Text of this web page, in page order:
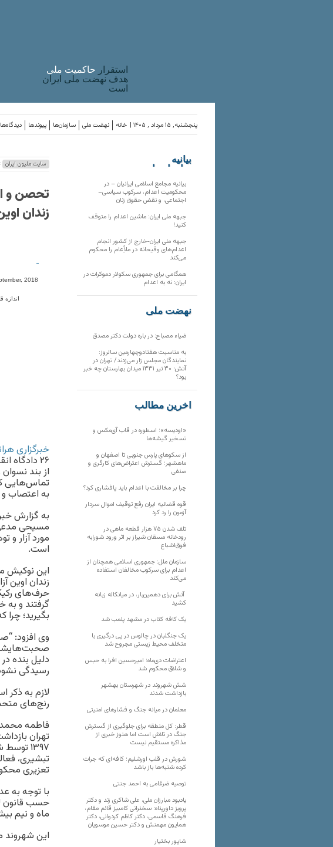
استقرار حاکميت ملی
هدف نهضت ملی ایران
است
دیدگاه‌ها پیوندها سازمان‌ها نهضت ملی خانه پنجشنبه, ۱۵ مرداد , ۱۴۰۵ |
سایت ملیون ایران
تحصن و
زندان
-
2018
اندازه
خبرگزاری
از بند
تماس‌هایی
به اعتصاب
به گزارش
مسیحی
مورد آزار
است.
این نوکیش
زندان اوین
گرفتند و به
بگیرید؛
وی افزود:
دلیل بنده
رسیدگی
لازم به
رنج‌های
فاطمه
تعزیری
با توجه به
حسب قانون
ماه و نیم
این شهروند مسیحی
بیانیه
سازمان‌های
بیانیه مجامع اسلامی ایرانیان – در
محکومیت اعدام، سرکوب سیاسی–
اجتماعی، و نقض حقوق زنان
جبهه ملی ایران: ماشین اعدام را متوقف
کنید!
جبهه ملی ایران-خارج از کشور انجام
اعدام‌های وقیحانه در ملأِعام را محکوم
می‌کند
همگامی برای جمهوری سکولار دموکرات در
ایران: نه به اعدام
نهضت ملی
ضیاء مصباح: در باره دولت دکتر مصدق
به مناسبت هفتادوچهارمین سالروز:
نمایندگان مجلس زار می‌زدند/ تهران در
آتش؛ ۳۰ تیر ۱۳۳۱ میدان بهارستان چه خبر
بود؟
آخرین مطالب
«اودیسه»؛ اسطوره در قاب آی‌مکس و
تسخیر گیشه‌ها
از سکوهای پارس جنوبی تا اصفهان و
ماهشهر؛ گسترش اعتراض‌های کارگری و
صنفی
چرا بر مخالفت با اعدام باید پافشاری کرد؟
قوه قضائیه ایران رفع توقیف اموال سردار
آزمون را رد کرد
تلف شدن ۷۵ هزار قطعه ماهی در
رودخانه مسقان شیراز بر اثر ورود شورابه
فوق‌اشباع
سازمان ملل: جمهوری اسلامی همچنان از
اعدام برای سرکوب مخالفان استفاده
می‌کند
آتش برای دهمین‌بار، در میانکاله زبانه
کشید
یک کافه کتاب در مشهد پلمب شد
یک جنگلبان در چالوس در پی درگیری با
متخلف محیط زیستی مجروح شد
اعتراضات دی‌ماه؛ امیرحسین افرا به حبس
و شلاق محکوم شد
شش شهروند در شهرستان بهشهر
بازداشت شدند
معلمان در میانه جنگ و فشارهای امنیتی
قطر: کل منطقه برای جلوگیری از گسترش
جنگ در تلاش است اما هنوز خبری از
مذاکره مستقیم نیست
شورش در قلب اورشلیم؛ کافه‌ای که جرات
کرده شنبه‌ها باز باشد
توصیه ضرغامی به احمد جنتی
یادبود مبارزان ملی، علی شاکری زند و دکتر
پرویز داورپناه: سخنرانی کامبیز قائم مقام،
فرهنگ قاسمی، دکتر کاظم کردوانی، دکتر
همایون مهمنش و دکتر حسین موسویان
شاپور بختیار